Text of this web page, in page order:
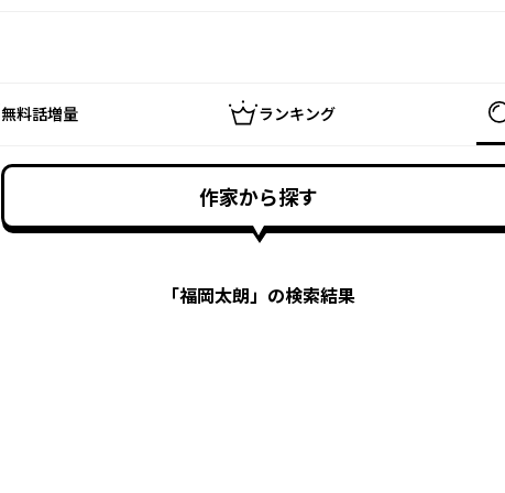
無料話増量 ランキング
作家から探す
「福岡太朗」の検索結果